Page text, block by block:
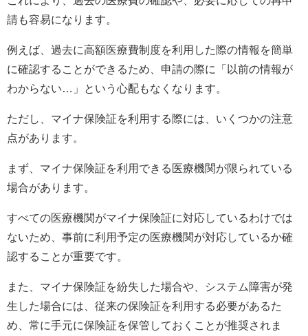
請も容易になります。
例えば、過去に高額医療費制度を利用した際の情報を簡単
に確認することができるため、申請の際に「以前の情報が
わからない…」という心配もなくなります。
ただし、マイナ保険証を利用する際には、いくつかの注意
点があります。
まず、マイナ保険証を利用できる医療機関が限られている
場合があります。
すべての医療機関がマイナ保険証に対応しているわけでは
ないため、事前に利用予定の医療機関が対応しているか確
認することが重要です。
また、マイナ保険証を紛失した場合や、システム障害が発
生した場合には、従来の保険証を利用する必要があるた
め、常に手元に保険証を保管しておくことが推奨されま